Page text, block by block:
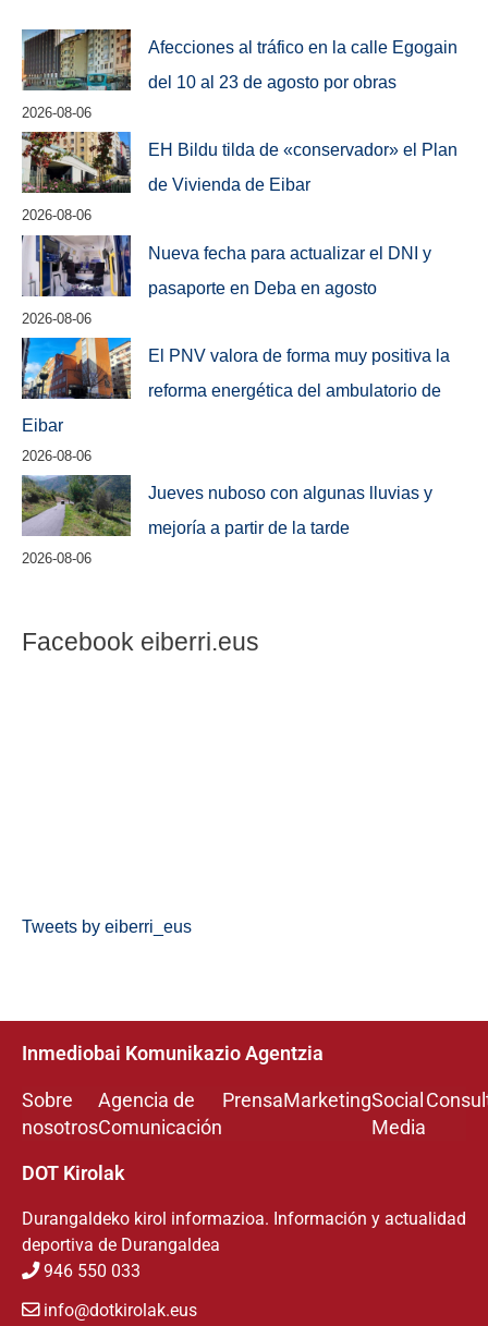
Afecciones al tráfico en la calle Egogain
del 10 al 23 de agosto por obras
2026-08-06
EH Bildu tilda de «conservador» el Plan
de Vivienda de Eibar
2026-08-06
Nueva fecha para actualizar el DNI y
pasaporte en Deba en agosto
2026-08-06
El PNV valora de forma muy positiva la
reforma energética del ambulatorio de
Eibar
2026-08-06
Jueves nuboso con algunas lluvias y
mejoría a partir de la tarde
2026-08-06
Facebook eiberri.eus
Tweets by eiberri_eus
Inmediobai Komunikazio Agentzia
Sobre
nosotros
Agencia de
Comunicación
PrensaMarketingSocial
Media
DOT Kirolak
Durangaldeko kirol informazioa. Información y actualidad
deportiva de Durangaldea
946 550 033
info@dotkirolak.eus